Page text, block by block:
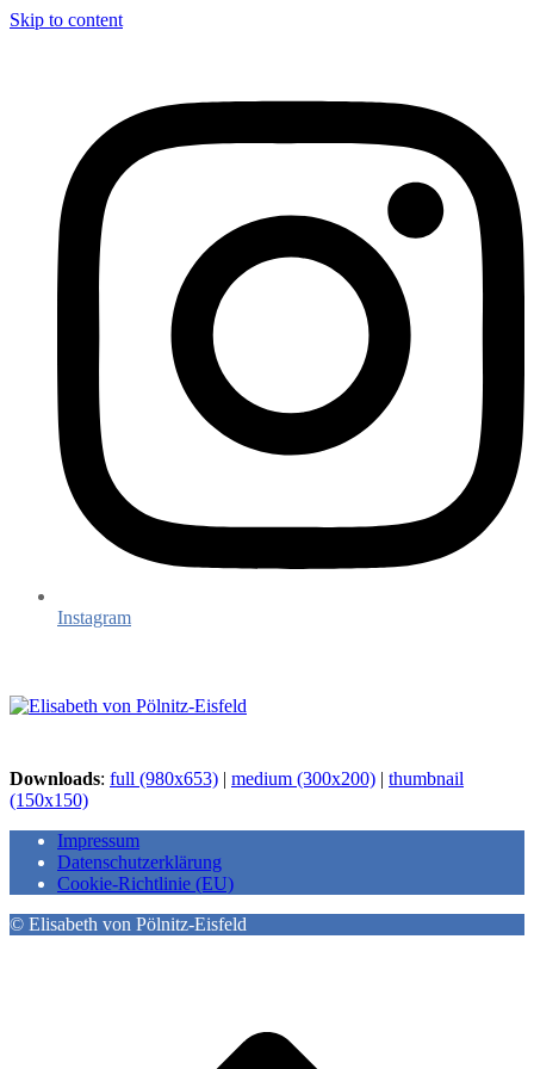
Skip to content
Instagram
Downloads: full (980x653) | medium (300x200) | thumbnail
(150x150)
Impressum
Datenschutzerklärung
Cookie-Richtlinie (EU)
© Elisabeth von Pölnitz-Eisfeld